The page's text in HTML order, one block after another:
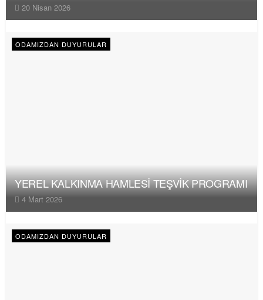
20 Nisan 2026
ODAMIZDAN DUYURULAR
YEREL KALKINMA HAMLESİ TEŞVİK PROGRAMI
4 Mart 2026
ODAMIZDAN DUYURULAR